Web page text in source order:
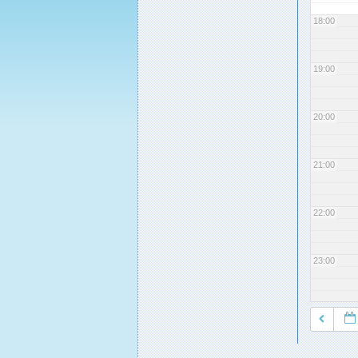
18:00
19:00
20:00
21:00
22:00
23:00